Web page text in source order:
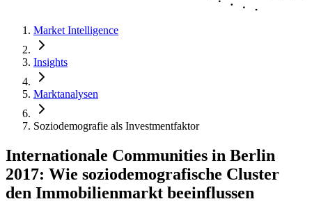
Market Intelligence
Insights
Marktanalysen
Soziodemografie als Investmentfaktor
Internationale Communities in Berlin
2017: Wie soziodemografische Cluster
den Immobilienmarkt beeinflussen